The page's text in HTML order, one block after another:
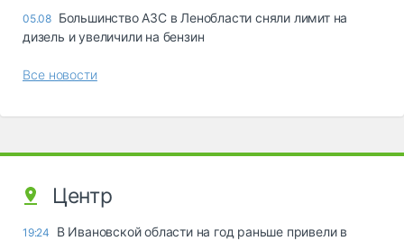
05.08 Большинство АЗС в Ленобласти сняли лимит на
дизель и увеличили на бензин
Все новости
Центр
19:24
В Ивановской области на год раньше привели в